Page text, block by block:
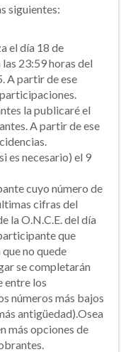
siguientes:
el día 18 de
23:59 horas del
A partir de ese
la publicaré el
A partir de ese
es necesario) el 9
cuyo número de
cifras del
la O.N.C.E. del día
que
no quede
se completarán
entre los
números más bajos
antigüedad).Osea
más opciones de